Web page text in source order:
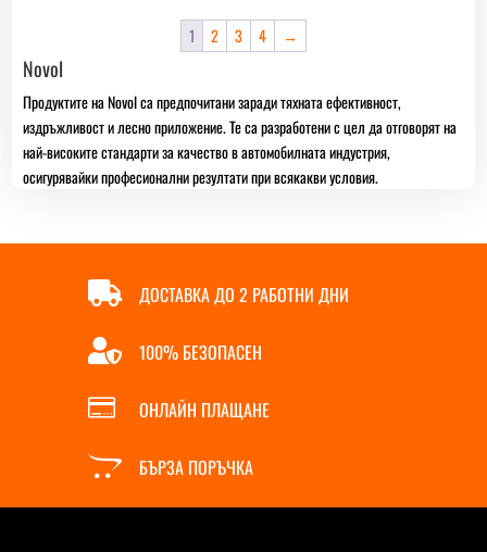
through
10,80 €
1 2 3 4 →
Novol
Продуктите на Novol са предпочитани заради тяхната ефективност,
издръжливост и лесно приложение. Те са разработени с цел да отговорят на
най-високите стандарти за качество в автомобилната индустрия,
осигурявайки професионални резултати при всякакви условия.
 ДОСТАВКА ДО 2 РАБОТНИ ДНИ
 100% БЕЗОПАСЕН
 ОНЛАЙН ПЛАЩАНЕ
 БЪРЗА ПОРЪЧКА